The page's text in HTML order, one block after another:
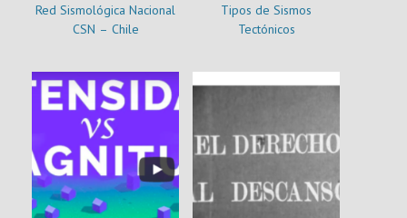
Red Sismológica Nacional
CSN – Chile
Tipos de Sismos
Tectónicos